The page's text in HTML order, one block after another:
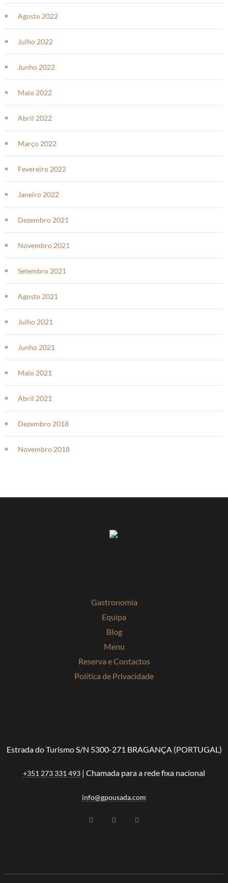
Agosto 2022
Julho 2022
Junho 2022
Maio 2022
Abril 2022
Março 2022
Fevereiro 2022
Janeiro 2022
Dezembro 2021
Novembro 2021
Setembro 2021
Agosto 2021
Julho 2021
Junho 2021
Maio 2021
Abril 2021
Dezembro 2018
Novembro 2018
Gastronomia
Equipa
Blog
Menu
Reserva e Contactos
Política de Privacidade
Estrada do Turismo S/N 5300-271 BRAGANÇA (PORTUGAL)
+351 273 331 493 | Chamada para a rede fixa nacional
info@gpousada.com